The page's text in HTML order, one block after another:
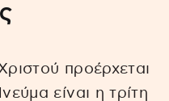
προέρχεται
είναι η τρίτη